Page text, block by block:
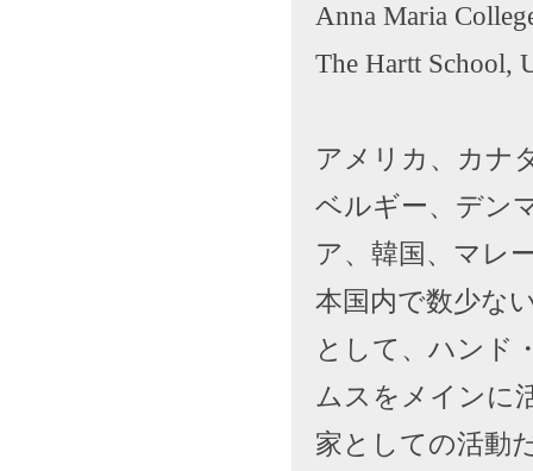
Anna Maria
The Hartt
アメリカ、カナ
ベルギー、デン
ア、韓国、マレ
本国内で数少な
として、ハンド
ムスをメインに
家としての活動